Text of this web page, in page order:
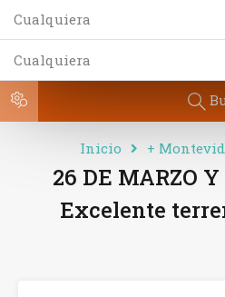
Cualquiera
Cualquiera
Inicio +
26 DE MARZO
Excelente